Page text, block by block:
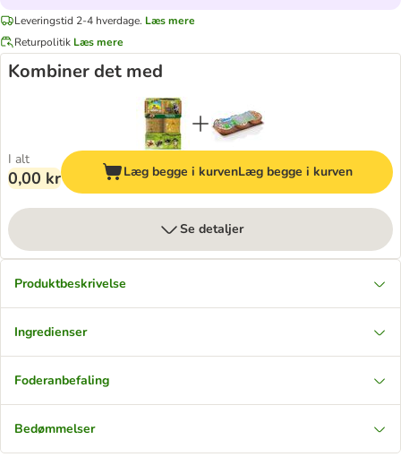
Leveringstid 2-4 hverdage. Læs mere
Returpolitik Læs mere
Kombiner det med
I alt
0,00 kr Læg begge i kurvenLæg begge i kurven
Se detaljer
Produktbeskrivelse
Ingredienser
Foderanbefaling
Bedømmelser